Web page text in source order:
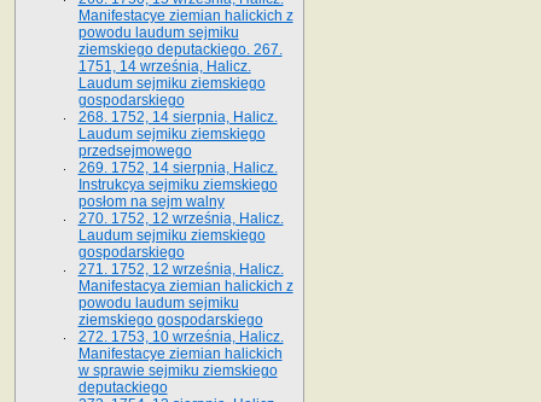
Manifestacye ziemian halickich z
powodu laudum sejmiku
ziemskiego deputackiego. 267.
1751, 14 września, Halicz.
Laudum sejmiku ziemskiego
gospodarskiego
268. 1752, 14 sierpnia, Halicz.
Laudum sejmiku ziemskiego
przedsejmowego
269. 1752, 14 sierpnia, Halicz.
Instrukcya sejmiku ziemskiego
posłom na sejm walny
270. 1752, 12 września, Halicz.
Laudum sejmiku ziemskiego
gospodarskiego
271. 1752, 12 września, Halicz.
Manifestacya ziemian halickich z
powodu laudum sejmiku
ziemskiego gospodarskiego
272. 1753, 10 września, Halicz.
Manifestacye ziemian halickich
w sprawie sejmiku ziemskiego
deputackiego